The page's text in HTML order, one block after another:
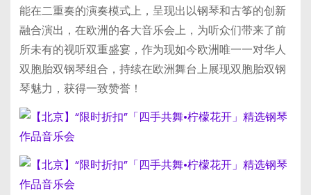
能在二重奏的演奏模式上，呈现出以钢琴和古筝的创新
融合演出，在欧洲的各大音乐会上，为听众们带来了前
所未有的视听双重盛宴，作为现如今欧洲唯一一对华人
双胞胎双钢琴组合，持续在欧洲舞台上展现双胞胎双钢
琴魅力，获得一致赞誉！